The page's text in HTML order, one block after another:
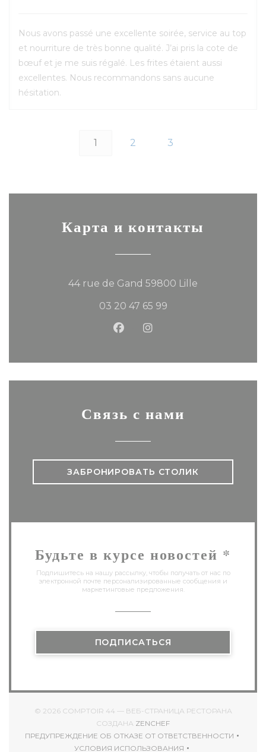
Nous avons passé une excellente soirée, service au top
et nourriture de très bonne qualité. J’ai pris la cote de
bœuf et je me suis régalé. Les frites étaient aussi
excellentes. Nous recommandons sans aucune
hésitation.
1 2 3
Карта и контакты
44 rue de Gand 59800 Lille
03 20 47 65 99
Facebook ((открывается в
Instagram
Связь с нами
ЗАБРОНИРОВАТЬ СТОЛИК
Будьте в курсе новостей *
Подпишитесь на нашу рассылку, чтобы получать от нас по
электронной почте персонализированные сообщения и
маркетинговые предложения.
ПОДПИСАТЬСЯ
© 2026 COMPTOIR 44 — ВЕБ-СТРАНИЦА РЕСТОРАНА
СОЗДАНА ZENCHEF((ОТКРЫВАЕТСЯ В
ПРЕДУПРЕЖДЕНИЕ ОБ ОТКАЗЕ ОТ ОТВЕТСТВЕННОСТИ
((ОТКРЫВАЕТСЯ В НОВОМ ОКНЕ))
УСЛОВИЯ ИСПОЛЬЗОВАНИЯ